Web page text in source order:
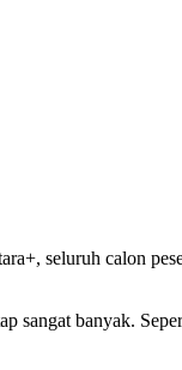
seluruh calon
sangat banyak.